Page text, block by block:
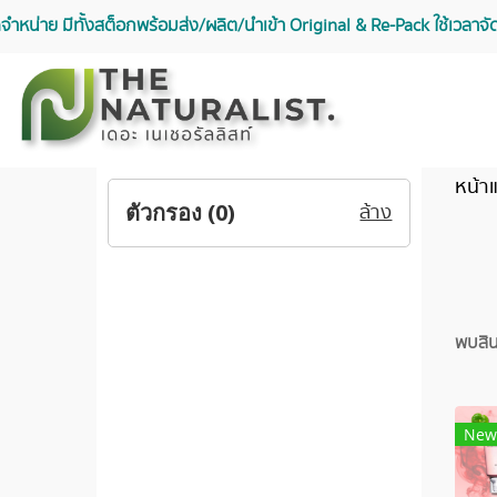
น่าย มีทั้งสต็อกพร้อมส่ง/ผลิต/นำเข้า Original & Re-Pack ใช้เวล
หน้า
พบสิ
New
ตัวกรอง (0) ล้าง